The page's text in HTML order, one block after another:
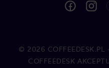
© 2026 COFFEEDESK.PL
COFFEEDESK